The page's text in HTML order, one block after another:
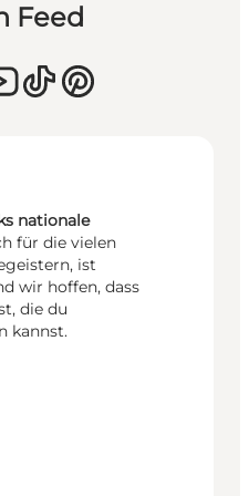
Feed
nationale
für die vielen
ist
wir hoffen, dass
die du
kannst.